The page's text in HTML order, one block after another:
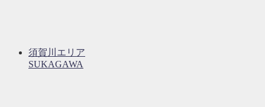
須賀川エリア
SUKAGAWA